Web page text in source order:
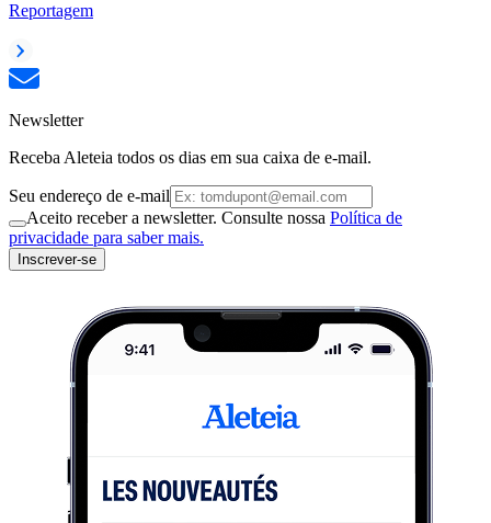
Reportagem
Newsletter
Receba Aleteia todos os dias em sua caixa de e-mail.
Seu endereço de e-mail
Aceito receber a newsletter. Consulte nossa Política de
privacidade para saber mais.
Inscrever-se